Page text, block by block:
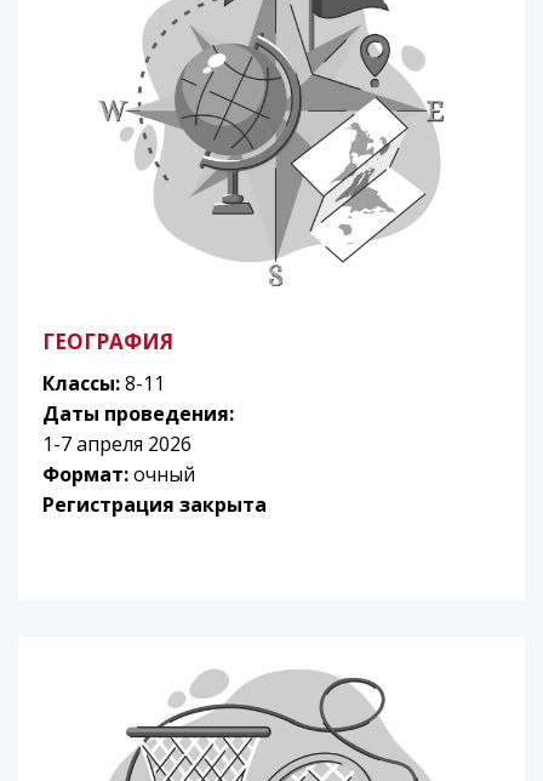
ГЕОГРАФИЯ
Классы:8-11
Даты проведения:
1-7 апреля 2026
Формат:очный
Регистрация закрыта